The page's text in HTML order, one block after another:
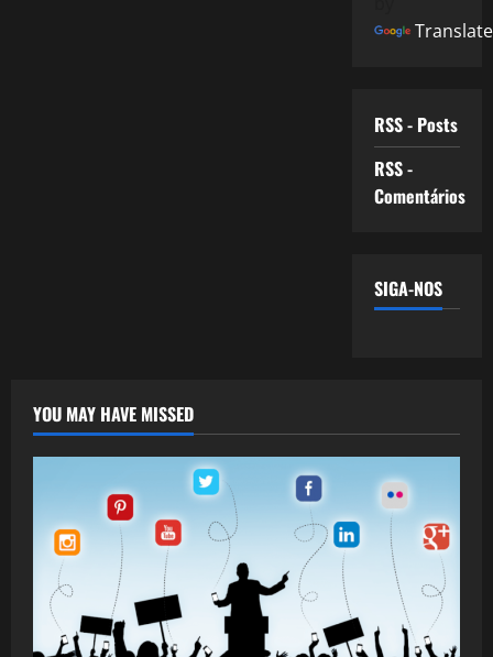
Translate
RSS - Posts
RSS -
Comentários
SIGA-NOS
YOU MAY HAVE MISSED